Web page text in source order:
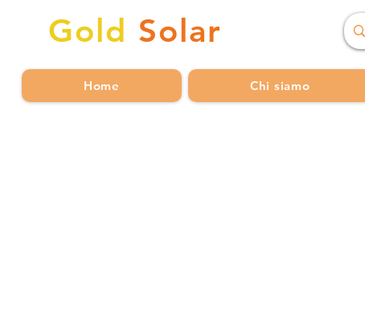
Gold Solar
Home Chi siamo